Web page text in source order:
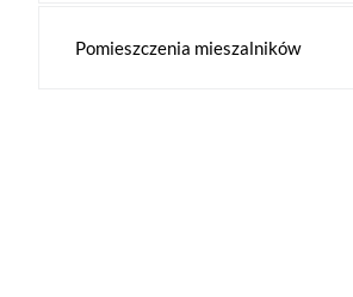
Pomieszczenia mieszalników